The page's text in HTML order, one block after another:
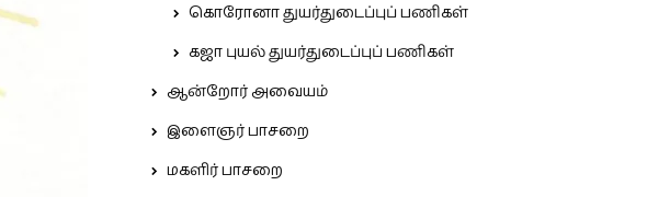
கொரோனா துயர்துடைப்புப் பணிகள்
கஜா புயல் துயர்துடைப்புப் பணிகள்
ஆன்றோர் அவையம்
இளைஞர் பாசறை
மகளிர் பாசறை